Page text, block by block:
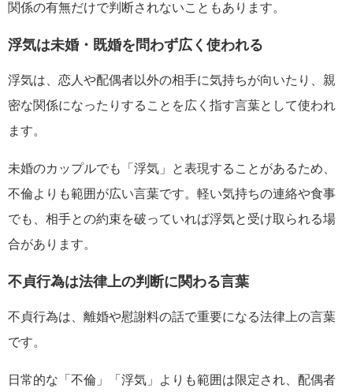
関係の有無だけで判断されないこともあります。
浮気は未婚・既婚を問わず広く使われる
浮気は、恋人や配偶者以外の相手に気持ちが向いたり、親
密な関係になったりすることを広く指す言葉として使われ
ます。
未婚のカップルでも「浮気」と表現することがあるため、
不倫よりも範囲が広い言葉です。軽い気持ちの連絡や食事
でも、相手との約束を破っていれば浮気と受け取られる場
合があります。
不貞行為は法律上の判断に関わる言葉
不貞行為は、離婚や慰謝料の話で重要になる法律上の言葉
です。
日常的な「不倫」「浮気」よりも範囲は限定され、配偶者